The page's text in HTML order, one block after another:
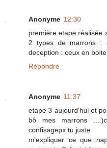
Anonyme 12:30
première etape réalisée
2 types de marrons :
deception : ceux en
Répondre
Anonyme 11:37
etape 3 aujourd'hui et
bô mes marrons
confisagepx tu juste
m'expliquer ce que